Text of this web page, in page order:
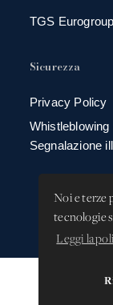
Noi e terze
tecnologie
Leggi la
TGS Eurogroup
Sicurezza
Privacy Policy
Whistleblowing
Segnalazione